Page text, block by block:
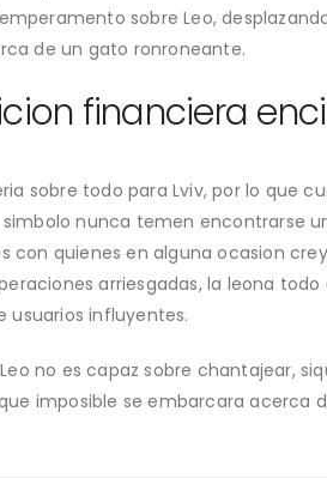
sobre Leo,
de un gato ronroneante.
financiera
sobre todo para Lviv, por lo que
nunca temen encontrarse
con quienes en alguna ocasion
arriesgadas, la leona
usuarios influyentes.
no es capaz sobre chantajear,
imposible se embarcara acerca